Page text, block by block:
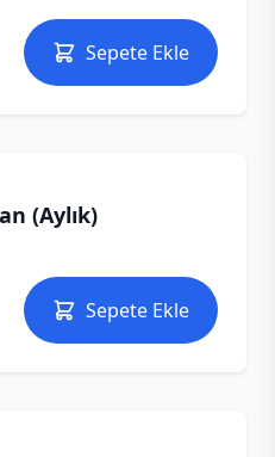
Sepete Ekle
(Aylık)
Sepete Ekle